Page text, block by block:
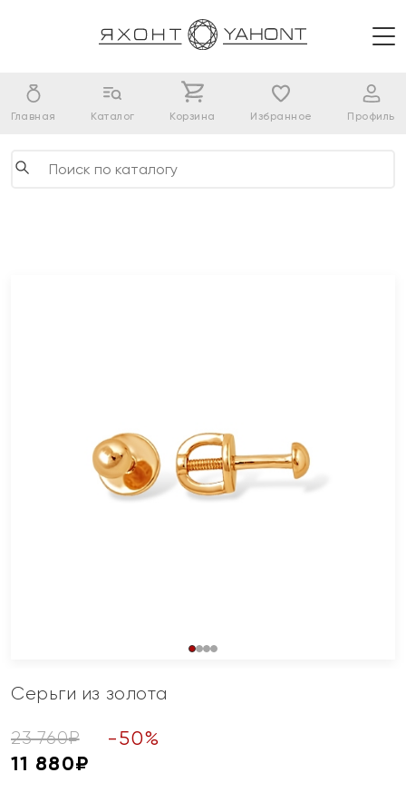
Главная Каталог Корзина Избранное Профиль
Серьги из золота
23 760₽ -50%
11 880₽